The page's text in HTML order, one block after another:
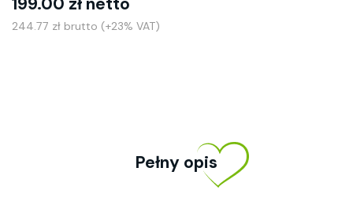
244.77 zł brutto (+23% VAT)
Pełny opis